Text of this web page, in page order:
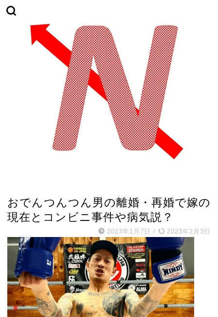
おでんつんつん男の離婚・再婚で嫁の
現在とコンビニ事件や病気説？
2023年1月7日 / 2023年2月3日